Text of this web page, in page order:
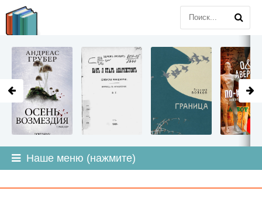
Наше меню (нажмите)
LITMIR.ORG